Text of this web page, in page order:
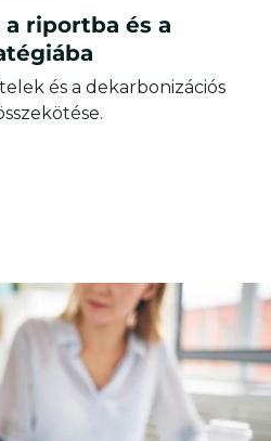
riportba és a
és a dekarbonizációs